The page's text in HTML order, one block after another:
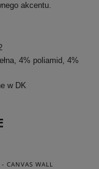
akcentu.
4% poliamid, 4%
w DK
CANVAS WALL